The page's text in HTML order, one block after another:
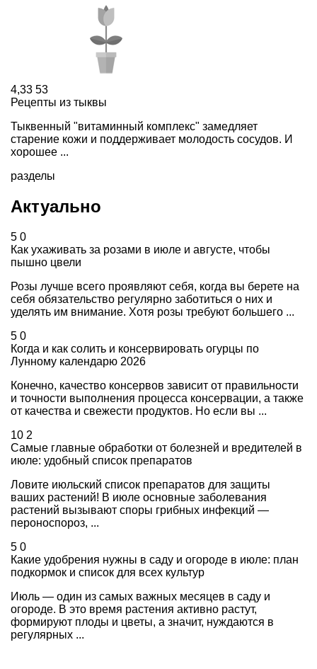
4,33 53
Рецепты из тыквы
Тыквенный "витаминный комплекс" замедляет
старение кожи и поддерживает молодость сосудов. И
хорошее ...
разделы
Актуально
5 0
Как ухаживать за розами в июле и августе, чтобы
пышно цвели
Розы лучше всего проявляют себя, когда вы берете на
себя обязательство регулярно заботиться о них и
уделять им внимание. Хотя розы требуют большего ...
5 0
Когда и как солить и консервировать огурцы по
Лунному календарю 2026
Конечно, качество консервов зависит от правильности
и точности выполнения процесса консервации, а также
от качества и свежести продуктов. Но если вы ...
10 2
Самые главные обработки от болезней и вредителей в
июле: удобный список препаратов
Ловите июльский список препаратов для защиты
ваших растений! В июле основные заболевания
растений вызывают споры грибных инфекций —
пероноспороз, ...
5 0
Какие удобрения нужны в саду и огороде в июле: план
подкормок и список для всех культур
Июль — один из самых важных месяцев в саду и
огороде. В это время растения активно растут,
формируют плоды и цветы, а значит, нуждаются в
регулярных ...